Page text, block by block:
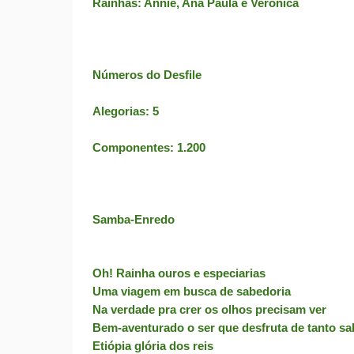
Números do Desfile
Alegorias: 5
Componentes: 1.200
Samba-Enredo
Oh! Rainha ouros e especiarias
Uma viagem em busca de sabedoria
Na verdade pra crer os olhos precisam ver
Bem-aventurado o ser que desfruta de tanto
Etiópia glória dos reis